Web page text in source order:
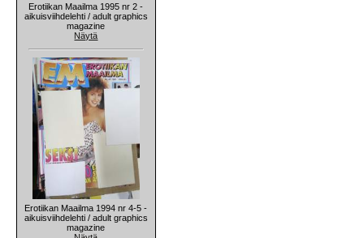
Erotiikan Maailma 1995 nr 2 -
aikuisviihdelehti / adult graphics
magazine
Näytä
Erotiikan Maailma 1994 nr 4-5 -
aikuisviihdelehti / adult graphics
magazine